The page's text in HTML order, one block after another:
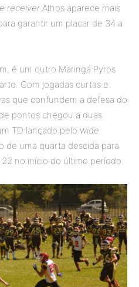
receiver Athos aparece mais
garantir um placar de 34 a
é um outro Maringá Pyros
Com jogadas curtas e
que confundem a defesa do
pontos chegou a duas
TD lançado pelo wide
de uma quarta descida para
no início do último período.